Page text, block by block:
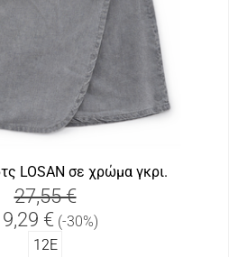
LOSAN σε χρώμα γκρι.
27,55 €
€ (-30%)
12Ε